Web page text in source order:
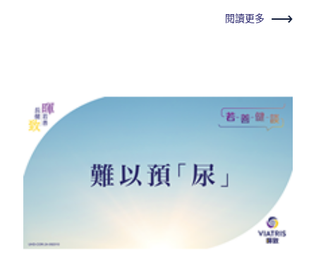
閱讀更多